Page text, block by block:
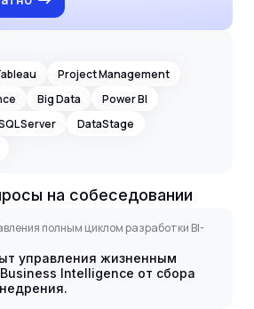
Project Management
Big Data
Power BI
Server
DataStage
на собеседовании
полным циклом разработки BI-
управления жизненным
Intelligence от сбора